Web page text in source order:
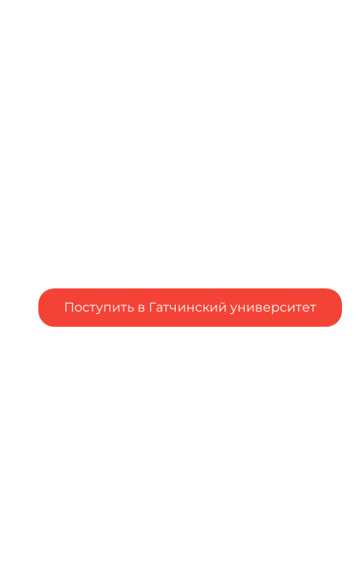
Поступить в Гатчинский университет